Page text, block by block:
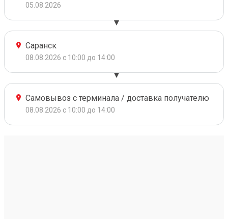
05.08.2026
Саранск
08.08.2026 с 10:00 до 14:00
Самовывоз с терминала / доставка получателю
08.08.2026 с 10:00 до 14:00